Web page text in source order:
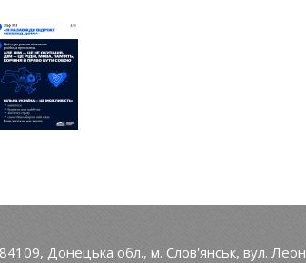
Донецька обл., м. Слов'янськ, вул.